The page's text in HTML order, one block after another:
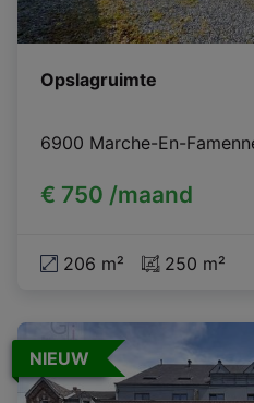
Opslagruimte
6900 Marche-En-
€ 750 /maand
206 m² 250 m²
NIEUW